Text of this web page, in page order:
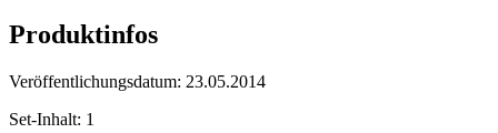
Produktinfos
Veröffentlichungsdatum: 23.05.2014
Set-Inhalt: 1